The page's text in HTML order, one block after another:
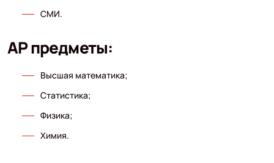
СМИ.
АР предметы:
Высшая математика;
Статистика;
Физика;
Химия.